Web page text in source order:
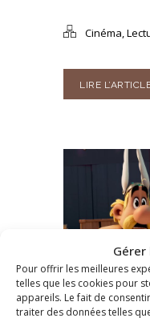
Pour offrir les meilleures
telles que les cookies pour
appareils. Le fait de
traiter des données telles
Cinéma,
LIRE
Publié le 13 Mai